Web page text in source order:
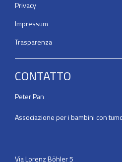
Privacy
Impressum
Trasparenza
CONTATTO
Peter Pan
Associazione per i bambini con
Via Lorenz Böhler 5